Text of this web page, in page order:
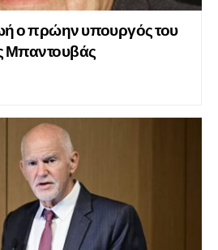
ο πρώην υπουργός του